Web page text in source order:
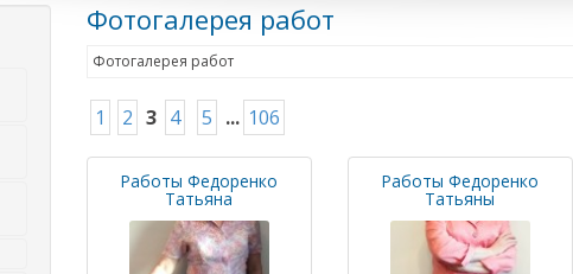
Фотогалерея работ
Фотогалерея работ
1 2 3 4 5 ... 106
Работы Федоренко
Татьяна
Работы Федоренко
Татьяны